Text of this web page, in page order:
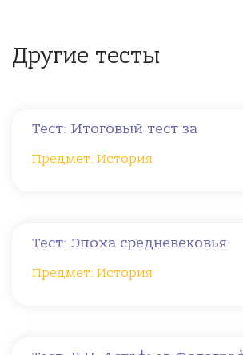
Другие тесты
Тест: Итоговый тест за
Предмет: История
Тест: Эпоха средневековья
Предмет: История